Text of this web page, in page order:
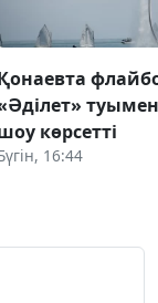
туымен
көрсетті
16:44